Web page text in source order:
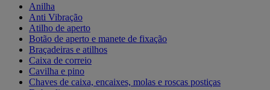
Anilha
Anti Vibração
Atilho de aperto
Botão de aperto e manete de fixação
Braçadeiras e atilhos
Caixa de correio
Cavilha e pino
Chaves de caixa, encaixes, molas e roscas postiças